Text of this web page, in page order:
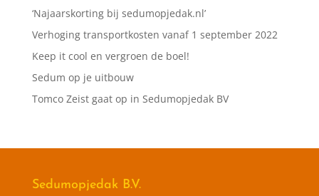
‘Najaarskorting bij sedumopjedak.nl’
Verhoging transportkosten vanaf 1 september 2022
Keep it cool en vergroen de boel!
Sedum op je uitbouw
Tomco Zeist gaat op in Sedumopjedak BV
Sedumopjedak B.V.